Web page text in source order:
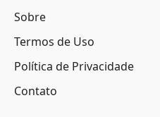
Sobre
Termos de Uso
Política de Privacidade
Contato